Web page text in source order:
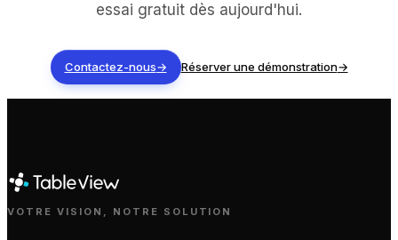
essai gratuit dès aujourd'hui.
Contactez-nous→ Réserver une démonstration→
VOTRE VISION, NOTRE SOLUTION